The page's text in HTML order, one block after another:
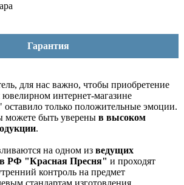
Гарантия
для нас важно, чтобы приобретение
интернет-магазине
только положительные эмоции.
быть уверены в высоком
.
на одном из ведущих
РФ "Красная Пресня" и проходят
контроль на предмет